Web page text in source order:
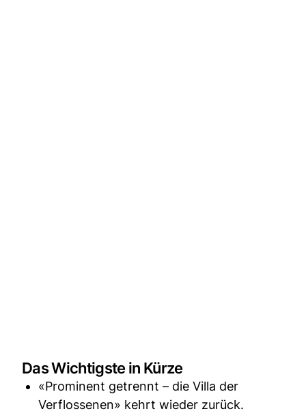
Das Wichtigste in Kürze
«Prominent getrennt – die Villa der
Verflossenen» kehrt wieder zurück.